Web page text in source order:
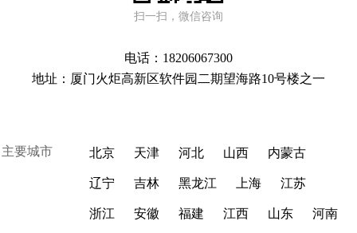
扫一扫，微信咨询
电话：18206067300
地址：厦门火炬高新区软件园二期望海路10号楼之一
主要城市 北京 天津 河北 山西 内蒙古
辽宁 吉林 黑龙江 上海 江苏
浙江 安徽 福建 江西 山东 河南